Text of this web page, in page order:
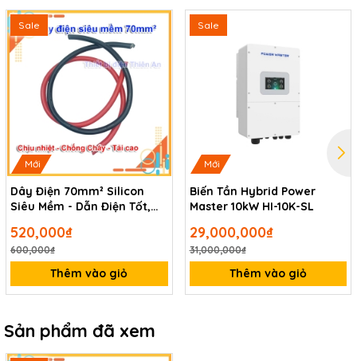
Sale
Mới
Dây Điện 70mm² Silicon
Siêu Mềm - Dẫn Điện Tốt,
520,000₫
600,000₫
Thêm vào giỏ
Sale
Mới
Biến Tần Hybrid Power
Master 10kW HI-10K-SL
29,000,000₫
31,000,000₫
Thêm vào giỏ
Sản phẩm đã xem